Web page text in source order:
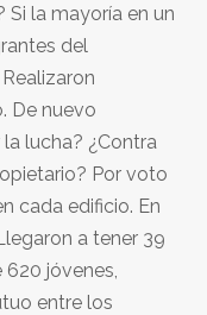
la mayoría en un
del
De nuevo
lucha? ¿Contra
Por voto
cada edificio. En
a tener 39
jóvenes,
entre los